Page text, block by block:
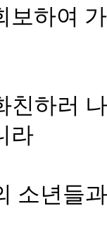
보하여
친하러
라
소년들